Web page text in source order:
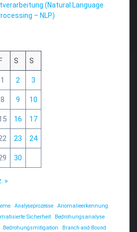
(Natural Language
– NLP)
S S
1 2 3
8 9 10
16 17
23 24
30
»
Analyseprozesse
Anomalieerkennung
Sicherheit
Bedrohungsanalyse
Bedrohungsmitigation
Branch-and-Bound